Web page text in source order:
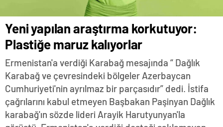
Yeni yapılan araştırma korkutuyor:
Plastiğe maruz kalıyorlar
Ermenistan'a verdiği Karabağ mesajında “ Dağlık
Karabağ ve çevresindeki bölgeler Azerbaycan
Cumhuriyeti'nin ayrılmaz bir parçasıdır” dedi. İstifa
çağrılarını kabul etmeyen Başbakan Paşinyan Dağlık
karabağ'ın sözde lideri Arayik Harutyunyan'la